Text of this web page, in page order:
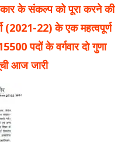
के संकल्प को पूरा करने की
(2021-22) के एक महत्वपूर्ण
पदों के वर्गवार दो गुणा
आज जारी